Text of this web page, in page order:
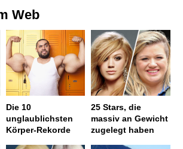
Web
Die 10
unglaublichsten
Körper-Rekorde
25 Stars, die
massiv an Gewicht
zugelegt haben